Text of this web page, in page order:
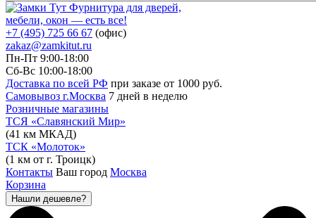
Фурнитура для дверей,
мебели, окон — есть все!
+7 (495) 725 66 67 (офис)
zakaz@zamkitut.ru
Пн-Пт 9:00-18:00
Сб-Вс 10:00-18:00
Доставка по всей РФ при заказе от 1000 руб.
Самовывоз г.Москва 7 дней в неделю
Розничные магазины
ТСЯ «Славянский Мир»
(41 км МКАД)
ТСК «Молоток»
(1 км от г. Троицк)
Контакты Ваш город Москва
Корзина
Нашли дешевле?